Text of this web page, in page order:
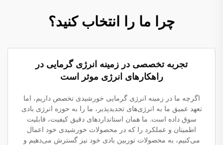
چرا ما را انتخاب کنید؟
تجربه تخصصی در زمینه انرژی گرمایی در
راهکارهای انرژی موثر است
اگرچه ما در زمینه انرژی گرمایی خورشیدی تخصص داریم، اما
تعهد عمیق ما به انرژی‌های تجدیدپذیر، ما را به حوزه انرژی بادی
سوق داده است. ما همان استانداردهای دقیق کیفیت، قابلیت
اطمینان و عملکرد را که در محصولات خورشیدی خود اعمال
می‌کنیم، به محصولات توربین بادی خود نیز گسترش می‌دهیم و